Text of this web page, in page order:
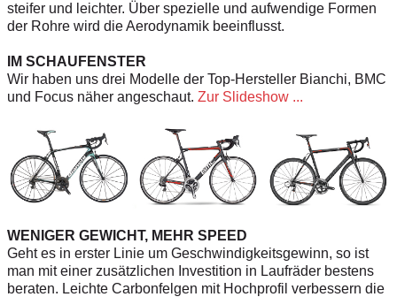
steifer und leichter. Über spezielle und aufwendige Formen
der Rohre wird die Aerodynamik beeinflusst.
IM SCHAUFENSTER
Wir haben uns drei Modelle der Top-Hersteller Bianchi, BMC
und Focus näher angeschaut. Zur Slideshow ...
WENIGER GEWICHT, MEHR SPEED
Geht es in erster Linie um Geschwindigkeitsgewinn, so ist
man mit einer zusätzlichen Investition in Laufräder bestens
beraten. Leichte Carbonfelgen mit Hochprofil verbessern die